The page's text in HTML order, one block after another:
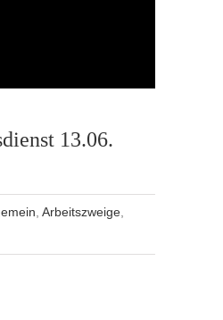
13.06.
,Arbeitszweige